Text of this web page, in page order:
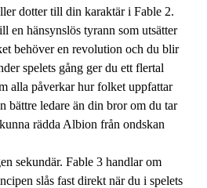
dotter till din karaktär i Fable 2.
en hänsynslös tyrann som utsätter
behöver en revolution och du blir
spelets gång ger du ett flertal
alla påverkar hur folket uppfattar
bättre ledare än din bror om du tar
rädda Albion från ondskan
sekundär. Fable 3 handlar om
slås fast direkt när du i spelets